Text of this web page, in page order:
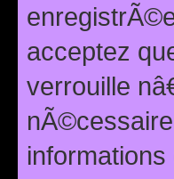
acceptez
verrouille